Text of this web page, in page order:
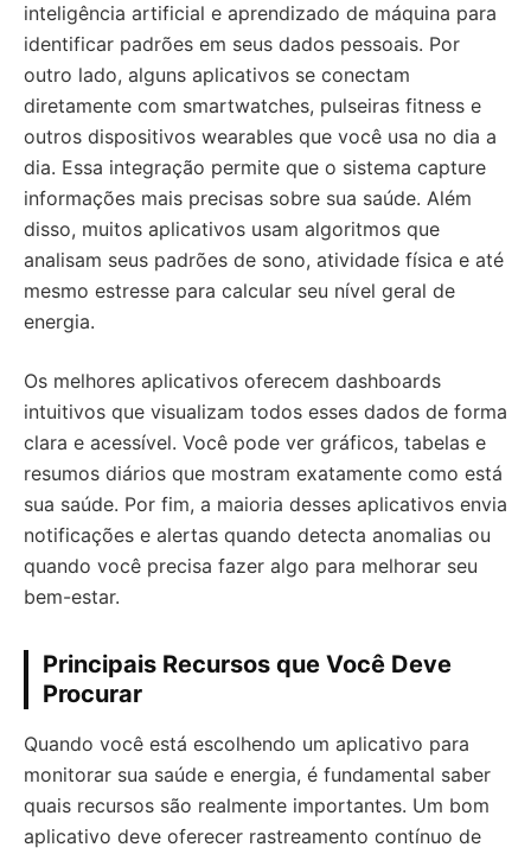
inteligência artificial e aprendizado de máquina para
identificar padrões em seus dados pessoais. Por
outro lado, alguns aplicativos se conectam
diretamente com smartwatches, pulseiras fitness e
outros dispositivos wearables que você usa no dia a
dia. Essa integração permite que o sistema capture
informações mais precisas sobre sua saúde. Além
disso, muitos aplicativos usam algoritmos que
analisam seus padrões de sono, atividade física e até
mesmo estresse para calcular seu nível geral de
energia.
Os melhores aplicativos oferecem dashboards
intuitivos que visualizam todos esses dados de forma
clara e acessível. Você pode ver gráficos, tabelas e
resumos diários que mostram exatamente como está
sua saúde. Por fim, a maioria desses aplicativos envia
notificações e alertas quando detecta anomalias ou
quando você precisa fazer algo para melhorar seu
bem-estar.
Principais Recursos que Você Deve
Procurar
Quando você está escolhendo um aplicativo para
monitorar sua saúde e energia, é fundamental saber
quais recursos são realmente importantes. Um bom
aplicativo deve oferecer rastreamento contínuo de